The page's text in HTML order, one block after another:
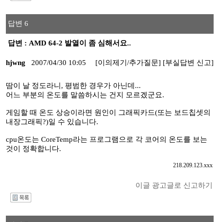
답변 6
답변 : AMD 64-2 발열이 좀 심해서요..
hjwng 2007/04/30 10:05 [이의제기/추가질문] [부실답변 신고]
땀이 날 정도라니, 평범한 경우가 아닌데...
어느 부분의 온도를 말씀하시는 건지 모르겠군요.
게임할 때 온도 상승이라면 원인이 그래픽카드(또는 보드칩셋의
내장그래픽?)일 수 있습니다.
cpu온도는 CoreTemp라는 프로그램으로 각 코어의 온도를 보는
것이 정확합니다.
218.209.123.xxx
이글 광고글로 신고하기